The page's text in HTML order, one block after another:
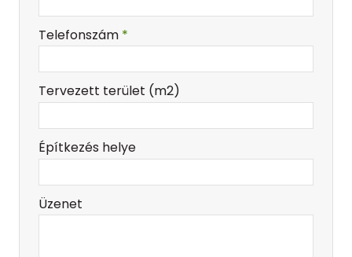
-
-
-
-
Telefonszám *
Tervezett terület (m2)
Építkezés helye
Üzenet